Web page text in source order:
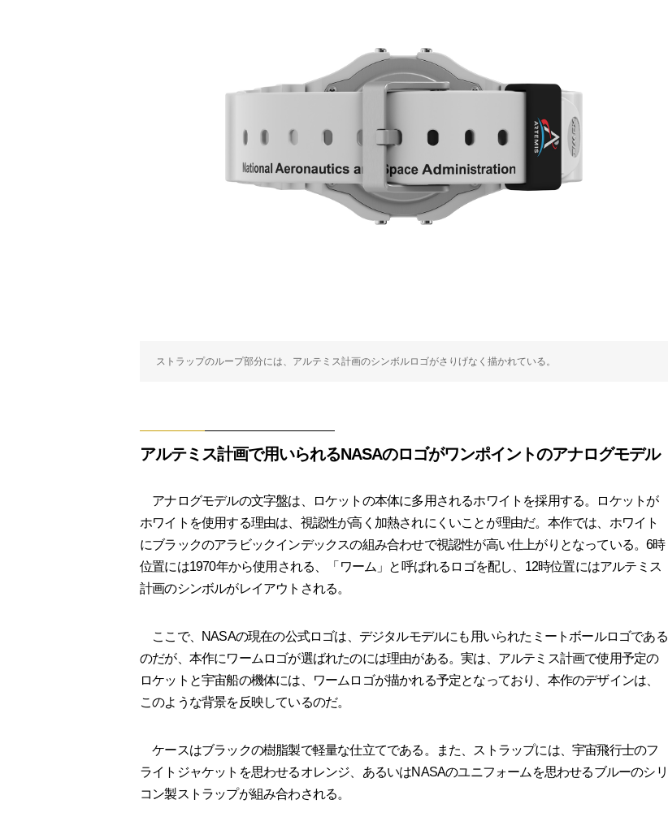
ストラップのループ部分には、アルテミス計画のシンボルロゴがさりげなく描かれている。
アルテミス計画で用いられるNASAのロゴがワンポイントのアナログモデル
アナログモデルの文字盤は、ロケットの本体に多用されるホワイトを採用する。ロケットが
ホワイトを使用する理由は、視認性が高く加熱されにくいことが理由だ。本作では、ホワイト
にブラックのアラビックインデックスの組み合わせで視認性が高い仕上がりとなっている。6時
位置には1970年から使用される、「ワーム」と呼ばれるロゴを配し、12時位置にはアルテミス
計画のシンボルがレイアウトされる。
ここで、NASAの現在の公式ロゴは、デジタルモデルにも用いられたミートボールロゴである
のだが、本作にワームロゴが選ばれたのには理由がある。実は、アルテミス計画で使用予定の
ロケットと宇宙船の機体には、ワームロゴが描かれる予定となっており、本作のデザインは、
このような背景を反映しているのだ。
ケースはブラックの樹脂製で軽量な仕立てである。また、ストラップには、宇宙飛行士のフ
ライトジャケットを思わせるオレンジ、あるいはNASAのユニフォームを思わせるブルーのシリ
コン製ストラップが組み合わされる。